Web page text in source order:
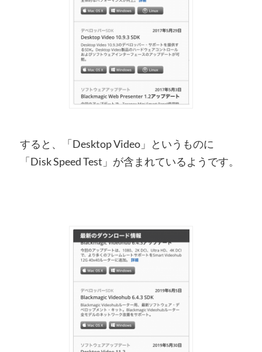
すると、「Desktop Video」というものに
「Disk Speed Test」が含まれているようです。